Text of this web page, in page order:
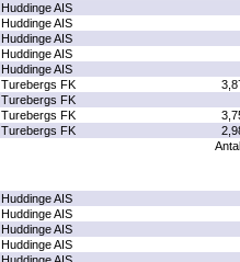
Huddinge AIS
Huddinge AIS
Huddinge AIS
Huddinge AIS
Huddinge AIS
Turebergs FK
Turebergs FK
Turebergs FK
Turebergs FK
Huddinge AIS
Huddinge AIS
Huddinge AIS
Huddinge AIS